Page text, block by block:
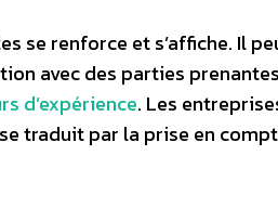
se renforce et s’affiche. Il
avec des parties
d’expérience. Les
traduit par la prise en